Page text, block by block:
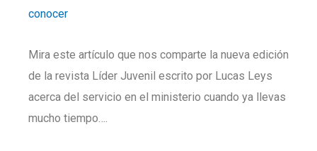
conocer
Mira este artículo que nos comparte la nueva edición
de la revista Líder Juvenil escrito por Lucas Leys
acerca del servicio en el ministerio cuando ya llevas
mucho tiempo….